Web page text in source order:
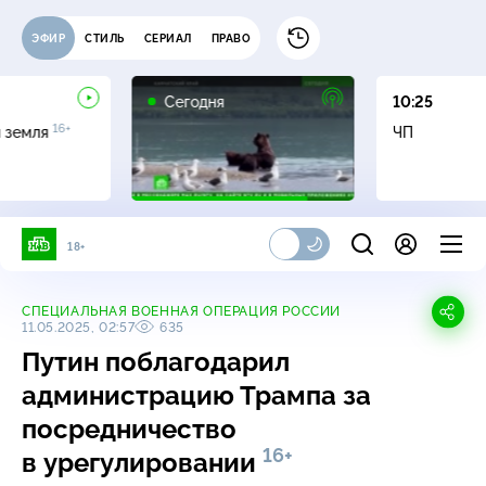
ЭФИР СТИЛЬ СЕРИАЛ ПРАВО
земля 16+
Сегодня
10:25
ЧП
18+
СПЕЦИАЛЬНАЯ ВОЕННАЯ ОПЕРАЦИЯ РОССИИ
11.05.2025, 02:57
635
Путин поблагодарил
администрацию Трампа за
посредничество
в урегулировании 16+